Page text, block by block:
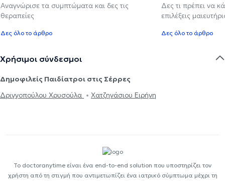
Αναγνώρισε τα συμπτώματα και δες τις
θεραπείες
Δες όλο το άρθρο
Δες τι πρέπει να
επιλέξεις
Δες όλο το άρθρο
Χρήσιμοι σύνδεσμοι
Δημοφιλείς Παιδίατροι στις Σέρρες
Δριγγοπούλου Χρυσούλα
Χατζηνάσιου Ειρήνη
Το doctoranytime είναι ένα end-to-end solution που υποστηρίζει τον
χρήστη από τη στιγμή που αντιμετωπίζει ένα ιατρικό σύμπτωμα μέχρι τη